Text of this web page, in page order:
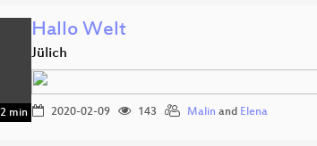
2 min
Hallo Welt
Jülich
2020-02-09 143 Malin and Elena